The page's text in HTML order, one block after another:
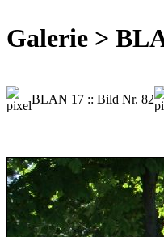
Galerie >
BLAN 17 :: Bild Nr. 82